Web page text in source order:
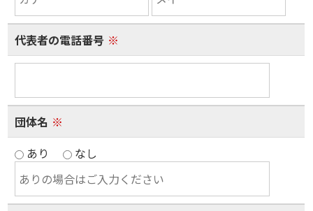
代表者の電話番号 ※
団体名 ※
あり
なし